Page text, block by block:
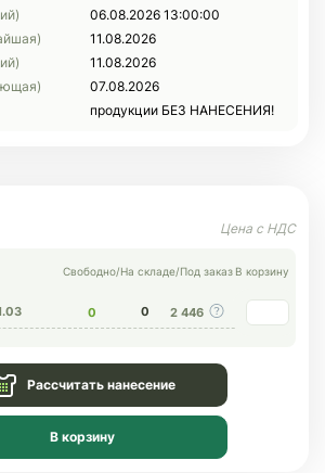
06.08.2026 13:00:00
11.08.2026
11.08.2026
07.08.2026
продукции БЕЗ НАНЕСЕНИЯ!
Свободно/На складе/Под заказ В корзину
0 0 2 446
Рассчитать нанесение
В корзину